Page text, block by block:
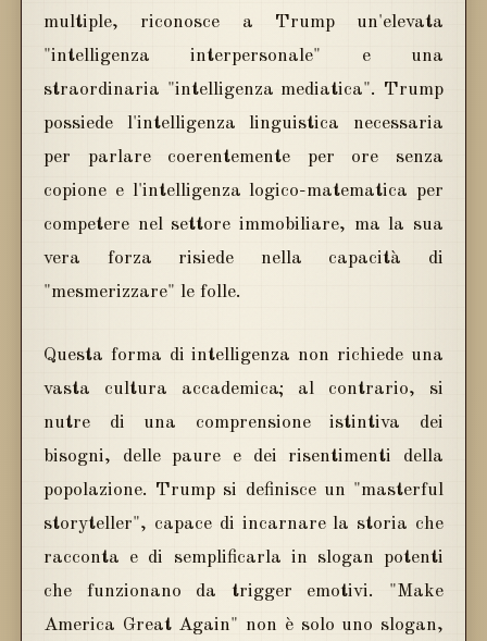
multiple, riconosce a Trump un'elevata
"intelligenza interpersonale" e una
straordinaria "intelligenza mediatica". Trump
possiede l'intelligenza linguistica necessaria
per parlare coerentemente per ore senza
copione e l'intelligenza logico-matematica per
competere nel settore immobiliare, ma la sua
vera forza risiede nella capacità di
"mesmerizzare" le folle.
Questa forma di intelligenza non richiede una
vasta cultura accademica; al contrario, si
nutre di una comprensione istintiva dei
bisogni, delle paure e dei risentimenti della
popolazione. Trump si definisce un "masterful
storyteller", capace di incarnare la storia che
racconta e di semplificarla in slogan potenti
che funzionano da trigger emotivi. "Make
America Great Again" non è solo uno slogan,